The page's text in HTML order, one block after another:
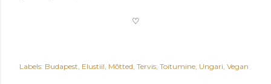
♡
Labels: Budapest Elustiil Mõtted Tervis Toitumine Ungari Vegan